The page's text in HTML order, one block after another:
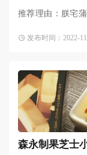
推荐理由：朕宅
一点都不比外面
发布时间：2022-
森永制果芝士